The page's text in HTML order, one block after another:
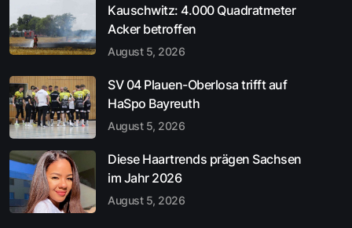
Kauschwitz: 4.000 Quadratmeter
Acker betroffen
August 5, 2026
SV 04 Plauen-Oberlosa trifft auf
HaSpo Bayreuth
August 5, 2026
Diese Haartrends prägen Sachsen
im Jahr 2026
August 5, 2026